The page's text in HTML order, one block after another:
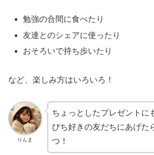
勉強の合間に食べたり
友達とのシェアに使ったり
おそろいで持ち歩いたり
など、楽しみ方はいろいろ！
りんま
ちょっとしたプレゼントに
ぴち好きの友だちにあげた
つ！